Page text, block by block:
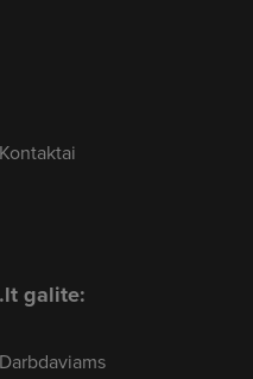
Kontaktai
galite:
Darbdaviams